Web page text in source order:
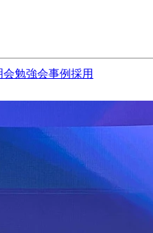
会勉強会事例採用